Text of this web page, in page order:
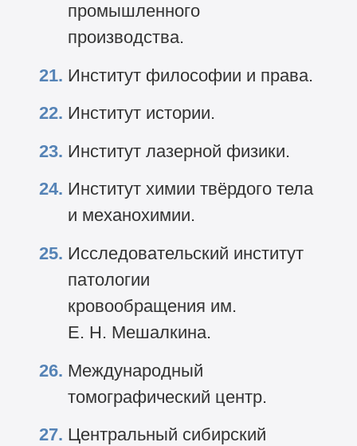
промышленного
производства.
Институт философии и права.
Институт истории.
Институт лазерной физики.
Институт химии твёрдого тела
и механохимии.
Исследовательский институт
патологии
кровообращения им.
Е. Н. Мешалкина.
Международный
томографический центр.
Центральный сибирский